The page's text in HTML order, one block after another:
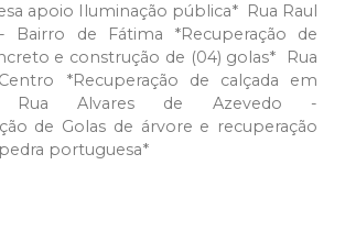
apoio Iluminação pública* Rua Raul
Bairro de Fátima *Recuperação de
e construção de (04) golas* Rua
*Recuperação de calçada em
Alvares de Azevedo -
de Golas de árvore e recuperação
portuguesa*